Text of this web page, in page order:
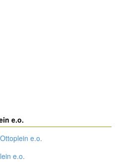
e.o.
e.o.
e.o.